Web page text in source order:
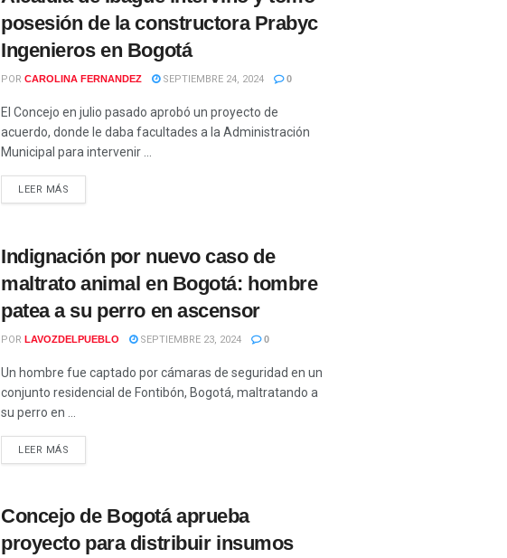
posesión de la constructora Prabyc
Ingenieros en Bogotá
POR CAROLINA FERNANDEZ SEPTIEMBRE 24, 2024 0
El Concejo en julio pasado aprobó un proyecto de
acuerdo, donde le daba facultades a la Administración
Municipal para intervenir ...
LEER MÁS
Indignación por nuevo caso de
maltrato animal en Bogotá: hombre
patea a su perro en ascensor
POR LAVOZDELPUEBLO SEPTIEMBRE 23, 2024 0
Un hombre fue captado por cámaras de seguridad en un
conjunto residencial de Fontibón, Bogotá, maltratando a
su perro en ...
LEER MÁS
Concejo de Bogotá aprueba
proyecto para distribuir insumos